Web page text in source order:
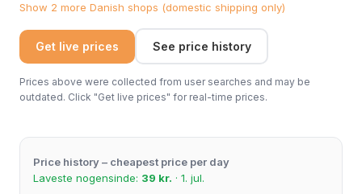
Show 2 more Danish shops (domestic shipping only)
Get live prices See price history
Prices above were collected from user searches and may be
outdated. Click "Get live prices" for real-time prices.
Price history – cheapest price per day
Laveste nogensinde: 39 kr. · 1. jul.